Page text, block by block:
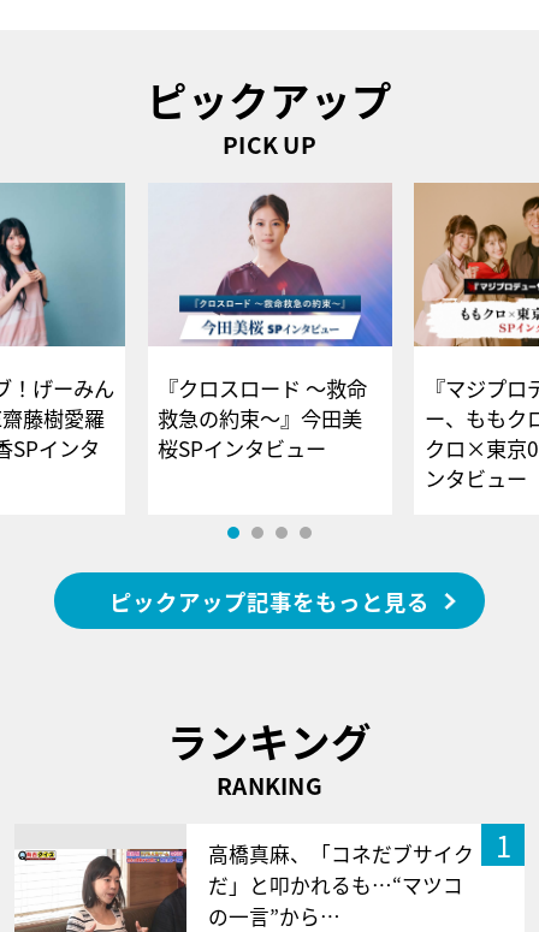
ピックアップ
PICK UP
！げーみん
藤樹愛羅
SPインタ
『クロスロード ～救命
救急の約束～』今田美
桜SPインタビュー
『マジプロ
ー、ももク
クロ×東京
ンタビュー
ピックアップ記事をもっと見る
ランキング
RANKING
1
高橋真麻、「コネだブサイク
だ」と叩かれるも…“マツコ
の一言”から…